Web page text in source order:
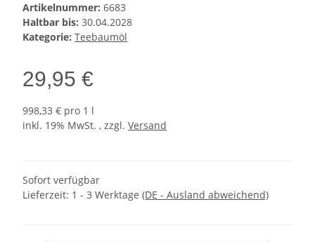
Artikelnummer: 6683
Haltbar bis: 30.04.2028
Kategorie: Teebaumöl
29,95 €
998,33 € pro 1 l
inkl. 19% MwSt. , zzgl. Versand
Sofort verfügbar
Lieferzeit: 1 - 3 Werktage (DE - Ausland abweichend)